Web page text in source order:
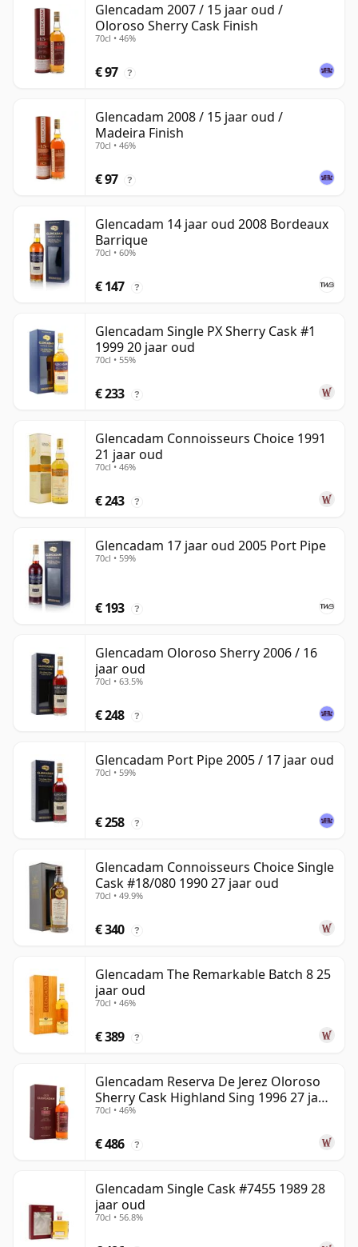
Glencadam 2007 / 15 jaar oud /
Oloroso Sherry Cask Finish
70cl • 46%
€ 97 ?
Glencadam 2008 / 15 jaar oud /
Madeira Finish
70cl • 46%
€ 97 ?
Glencadam 14 jaar oud 2008 Bordeaux
Barrique
70cl • 60%
€ 147 ?
Glencadam Single PX Sherry Cask #1
1999 20 jaar oud
70cl • 55%
€ 233 ?
Glencadam Connoisseurs Choice 1991
21 jaar oud
70cl • 46%
€ 243 ?
Glencadam 17 jaar oud 2005 Port Pipe
70cl • 59%
€ 193 ?
Glencadam Oloroso Sherry 2006 / 16
jaar oud
70cl • 63.5%
€ 248 ?
Glencadam Port Pipe 2005 / 17 jaar oud
70cl • 59%
€ 258 ?
Glencadam Connoisseurs Choice Single
Cask #18/080 1990 27 jaar oud
70cl • 49.9%
€ 340 ?
Glencadam The Remarkable Batch 8 25
jaar oud
70cl • 46%
€ 389 ?
Glencadam Reserva De Jerez Oloroso
Sherry Cask Highland Sing 1996 27 jaar
oud
70cl • 46%
€ 486 ?
Glencadam Single Cask #7455 1989 28
jaar oud
70cl • 56.8%